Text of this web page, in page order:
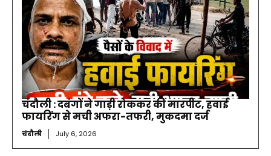
चंदौली : दबंगों ने गाड़ी रोककर की मारपीट, हवाई
फायरिंग से मची अफरा-तफरी, मुकदमा दर्ज
चंदौली July 6, 2026